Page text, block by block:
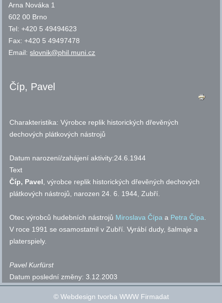
Arna Nováka 1
602 00 Brno
Tel: +420 5 49494623
Fax: +420 5 49497478
Email:slovnik@phil.muni.cz
Číp, Pavel
Charakteristika:Výrobce replik historických dřevěných
dechových plátkových nástrojů
Datum narození/zahájení aktivity:24.6.1944
Text
Číp, Pavel, výrobce replik historických dřevěných dechových
plátkových nástrojů, narozen 24. 6. 1944, Zubří.
Otec výrobců hudebních nástrojů Miroslava Čípa a Petra Čípa.
V roce 1991 se osamostatnil v Zubří. Vyrábí dudy, šalmaje a
platerspiely.
Pavel Kurfürst
Datum poslední změny:3.12.2003
© Webdesign tvorba WWW Firmadat